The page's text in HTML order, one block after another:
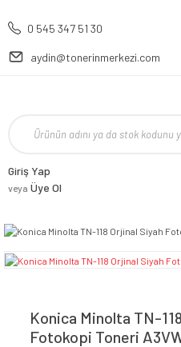
0 545 347 51 30
aydin@tonerinmerkezi.com
Giriş Yap
veya Üye Ol
Konica Minolta TN-
Fotokopi Toneri